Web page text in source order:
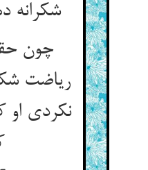
شکرانه
چون
ریاضت
نکردی او